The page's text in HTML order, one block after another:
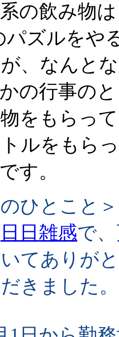
の飲み物
パズルをや
、なんと
の行事の
をもらっ
ルをもら
す。
ひとこと＞
日日雑感で
てありが
きました